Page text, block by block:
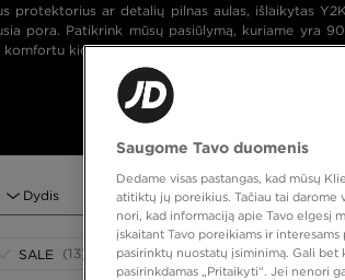
protektorius ar detalių pilnas aulas, išlaikytas
pora. Patikrink mūsų pasiūlymą, kuriame yra
kiekvieną dieną.
Dydis Spalva
SALE (13)
Saugome Tavo duomenis
Dedame visas pastangas, kad mūsų
atitiktų jų poreikius. Tačiau tai darome
nori, kad informaciją apie Tavo elgesį
įskaitant Tavo poreikiams ir
pasirinktų nuostatų įsiminimą. Gali
pasirinkdamas „Pritaikyti“. Jei nenori